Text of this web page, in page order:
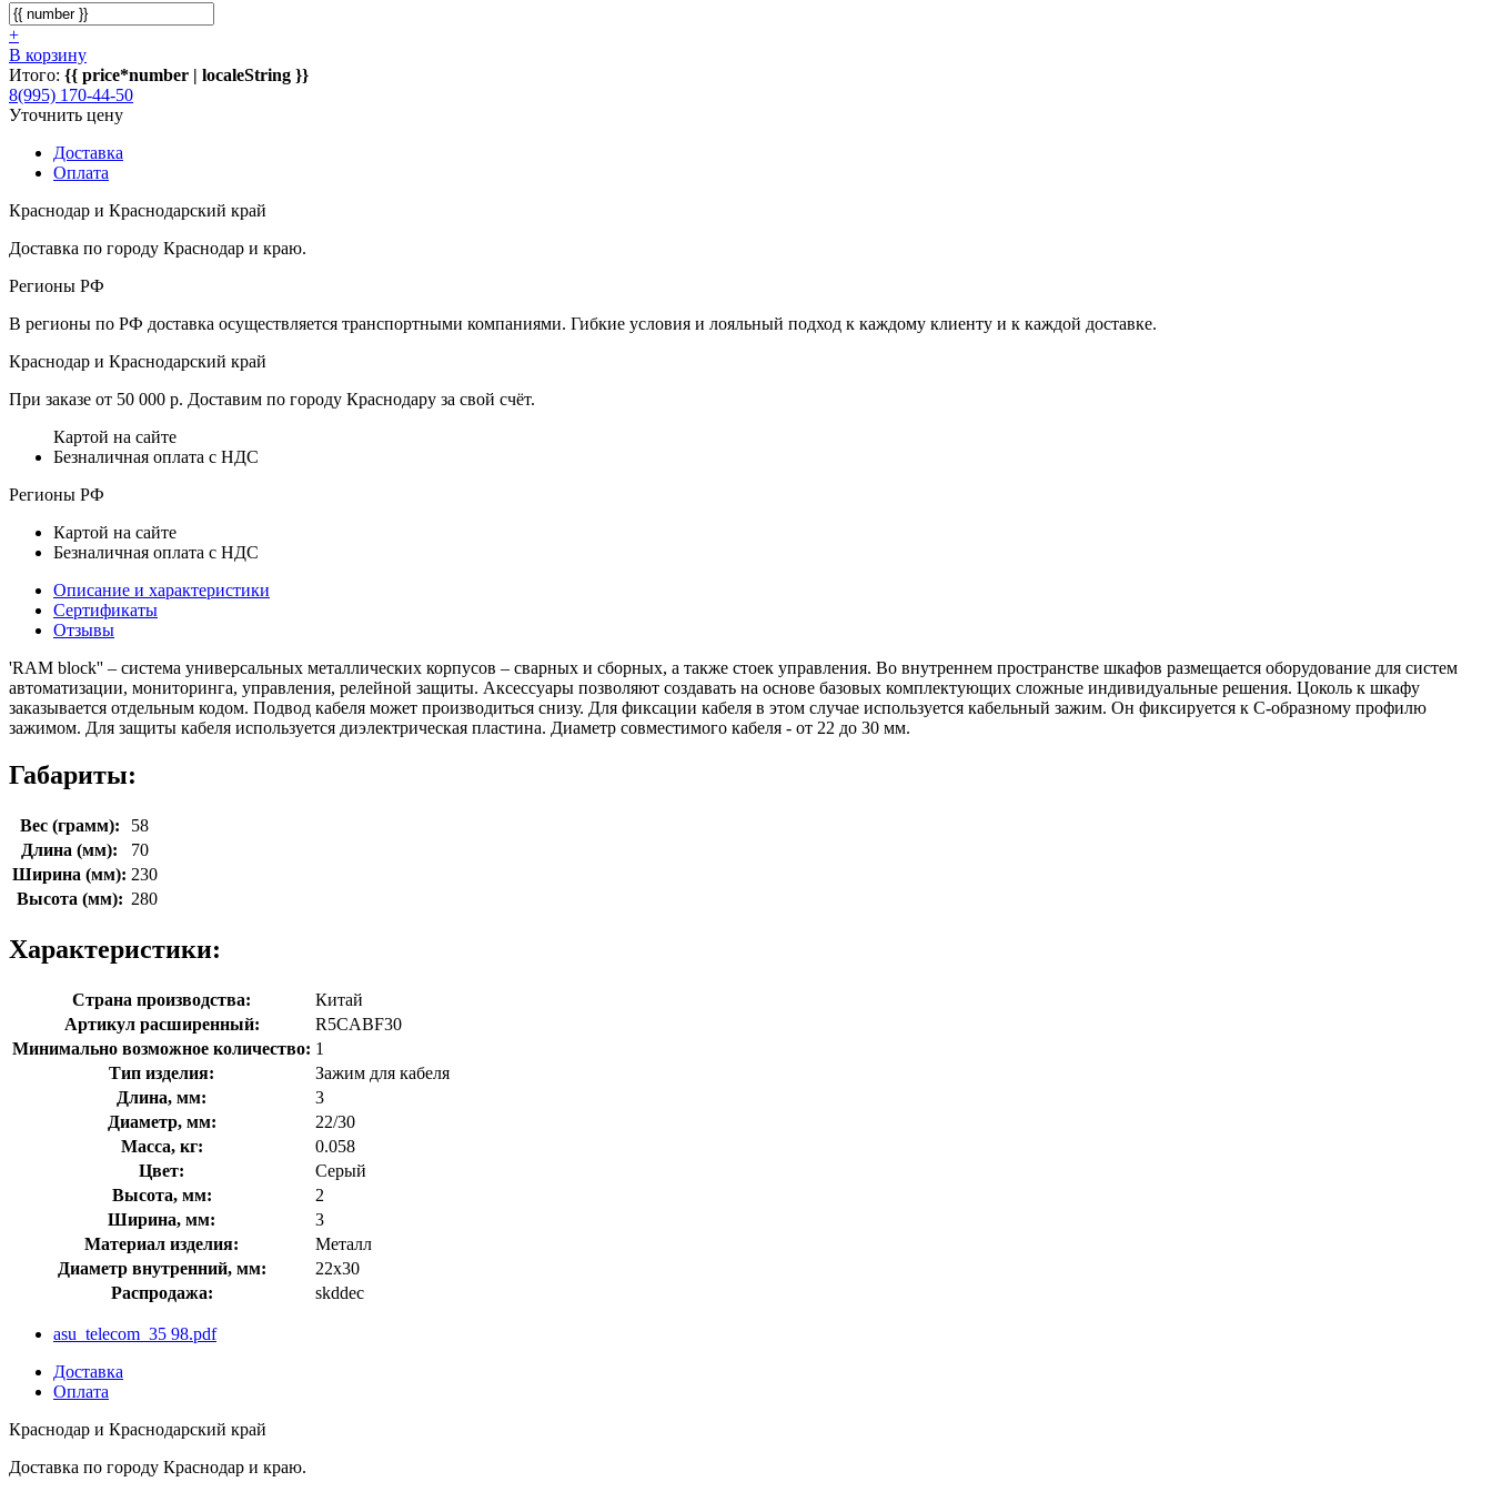
+
В корзину
Итого: {{ price*number | localeString }}
8(995) 170-44-50
Уточнить цену
Доставка
Оплата
Краснодар и Краснодарский край
Доставка по городу Краснодар и краю.
Регионы РФ
В регионы по РФ доставка осуществляется транспортными компаниями. Гибкие условия и лояльный подход к каждому клиенту и к каждой доставке.
Краснодар и Краснодарский край
При заказе от 50 000 р. Доставим по городу Краснодару за свой счёт.
Картой на сайте
Безналичная оплата с НДС
Регионы РФ
Картой на сайте
Безналичная оплата с НДС
Описание и характеристики
Сертификаты
Отзывы
'RAM block'' – система универсальных металлических корпусов – сварных и сборных, а также стоек управления. Во внутреннем пространстве шкафов размещается оборудование для систем
автоматизации, мониторинга, управления, релейной защиты. Аксессуары позволяют создавать на основе базовых комплектующих сложные индивидуальные решения. Цоколь к шкафу
заказывается отдельным кодом. Подвод кабеля может производиться снизу. Для фиксации кабеля в этом случае используется кабельный зажим. Он фиксируется к С-образному профилю
зажимом. Для защиты кабеля используется диэлектрическая пластина. Диаметр совместимого кабеля - от 22 до 30 мм.
Габариты:
Вес (грамм):
58
Длина (мм):
70
Ширина (мм): 230
Высота (мм): 280
Характеристики:
Страна производства:
Китай
Артикул расширенный:
R5CABF30
Минимально возможное количество: 1
Тип изделия:
Зажим для кабеля
Длина, мм:
3
Диаметр, мм:
22/30
Масса, кг:
0.058
Цвет:
Серый
Высота, мм:
2
Ширина, мм:
3
Материал изделия:
Металл
Диаметр внутренний, мм:
22x30
Распродажа:
skddec
asu_telecom_35 98.pdf
Доставка
Оплата
Краснодар и Краснодарский край
Доставка по городу Краснодар и краю.